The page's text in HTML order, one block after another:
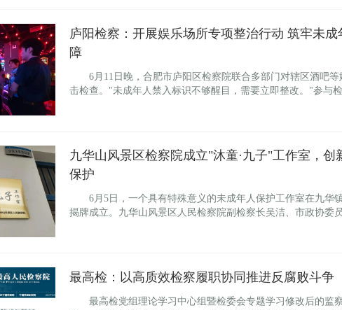
庐阳检察：开展娱乐场所专项整治行动 筑牢未成
障
6月11日晚，合肥市庐阳区检察院联合多部门对辖区酒吧等
击检查。"未成年人禁入标识不够醒目，需要立即整改。"参与
九华山风景区检察院成立"沐童·九子"工作室，创
保护
6月5日，一个具有特殊意义的未成年人保护工作室在九华
揭牌成立。九华山风景区人民检察院副检察长吴洁、市政协委
最高检：以高质效检察履职协同推进反腐败斗争
最高检党组理论学习中心组暨检委会专题学习修改后的监